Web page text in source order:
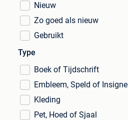
Nieuw
Zo goed als nieuw
Gebruikt
Type
Boek of Tijdschrift
Embleem, Speld of Insigne
Kleding
Pet, Hoed of Sjaal